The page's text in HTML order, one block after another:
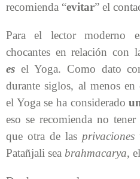
recomienda “evitar” el
Para el lector moderno
chocantes en relación con
es el Yoga. Como dato
durante siglos, al menos en
el Yoga se ha considerado
eso se recomienda no
que otra de las privaciones
Patañjali sea brahmacarya,